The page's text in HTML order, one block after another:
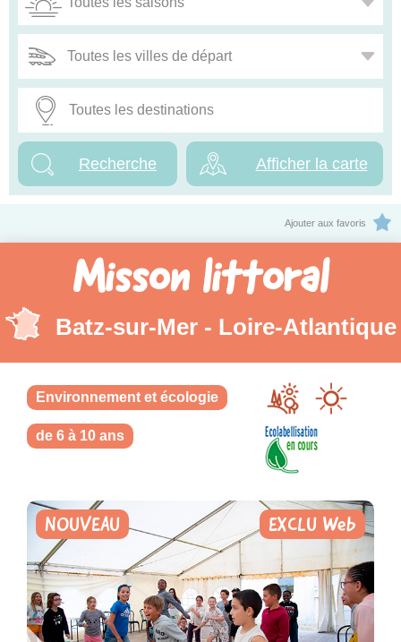
Afficher la carte
Ajouter aux favoris
Misson littoral
Batz-sur-Mer - Loire-Atlantique
Environnement et écologie
de 6 à 10 ans
NOUVEAU EXCLU Web